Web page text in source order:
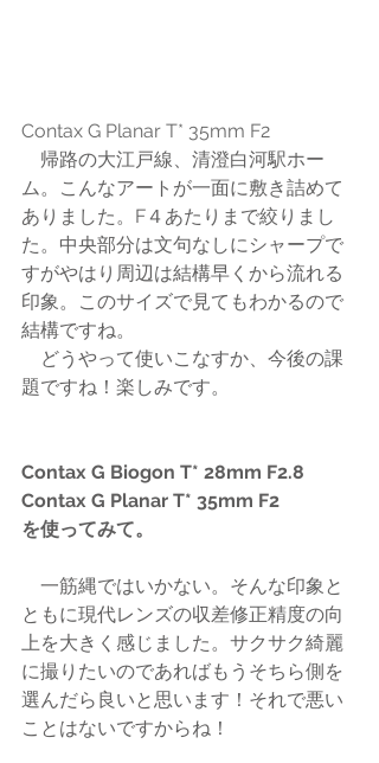
Contax G Planar T* 35mm F2
帰路の大江戸線、清澄白河駅ホー
ム。こんなアートが一面に敷き詰めて
ありました。F４あたりまで絞りまし
た。中央部分は文句なしにシャープで
すがやはり周辺は結構早くから流れる
印象。このサイズで見てもわかるので
結構ですね。
どうやって使いこなすか、今後の課
題ですね！楽しみです。
Contax G Biogon T* 28mm F2.8
Contax G Planar T* 35mm F2
を使ってみて。
一筋縄ではいかない。そんな印象と
ともに現代レンズの収差修正精度の向
上を大きく感じました。サクサク綺麗
に撮りたいのであればもうそちら側を
選んだら良いと思います！それで悪い
ことはないですからね！